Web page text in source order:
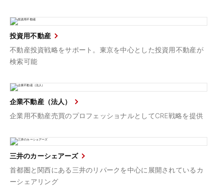
投資用不動産
不動産投資戦略をサポート。東京を中心とした投資用不動産が
検索可能
企業不動産（法人）
企業用不動産売買のプロフェッショナルとしてCRE戦略を提供
三井のカーシェアーズ
首都圏と関西にある三井のリパークを中心に展開されているカ
ーシェアリング